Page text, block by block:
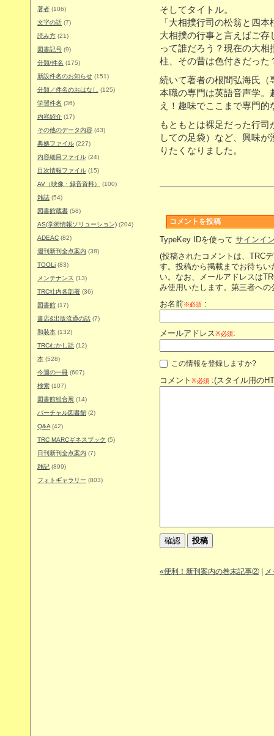
著者 (106)
文字の話 (7)
読み方 (21)
図書記号 (9)
分類/件名 (175)
新設件名のお知らせ (151)
分類／件名のおはなし
(125)
学習件名 (36)
内容紹介 (17)
その他のデータ内容 (43)
典拠ファイル (227)
内容細目ファイル (24)
目次情報ファイル (15)
AV（映像・録音資料）
(100)
雑誌 (54)
図書館蔵書 (58)
AS(学術情報ソリューション) (204)
ADEAC (82)
週刊新刊全点案内 (38)
TOOLi (83)
メンテナンス (13)
TRC社内各部署 (36)
図書館 (17)
書店&出版流通の話 (7)
和装本 (132)
TRCむかし話 (12)
本 (528)
今週の一冊 (607)
検索 (107)
図書館総合展 (14)
バーチャル図書館 (2)
Q&A (42)
TRC MARCギネスブック (5)
日刊新刊全点案内 (7)
雑記 (899)
フォトギャラリー (803)
そしてタイトル。
「大相撲行司の松翁と四本
大相撲の行事と言えばご
って誰だろう？現在の大
柱、その昔は色付きだった
続いて著者の根間弘海氏（
本職の専門は英語音声学。
え！趣味でここまで専門
もともとは裸足だった行
しての足袋）など、興味
りたくなりました。
コメントを投稿
TypeKey IDを使って サインイ
(投稿されたコメントは、TRC
す。投稿から掲載までお待ち
い。なお、メールアドレスは
み使用いたします。第三者へ
お名前※必須 :
メールアドレス※必須:
この情報を登録しますか?
コメント ※必須 :(スタイル用の
«便利！新刊案内の巻末記事②